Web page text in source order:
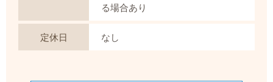
る場合あり
定休日 なし